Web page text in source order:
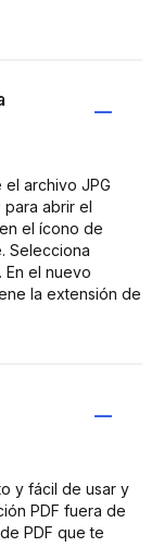
el archivo JPG
para abrir el
el ícono de
Selecciona
En el nuevo
la extensión de
y fácil de usar y
PDF fuera de
PDF que te